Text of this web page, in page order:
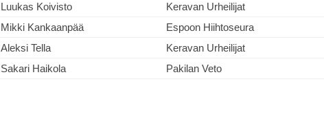
Luukas Koivisto Keravan Urheilijat
Mikki Kankaanpää Espoon Hiihtoseura
Aleksi Tella Keravan Urheilijat
Sakari Haikola Pakilan Veto